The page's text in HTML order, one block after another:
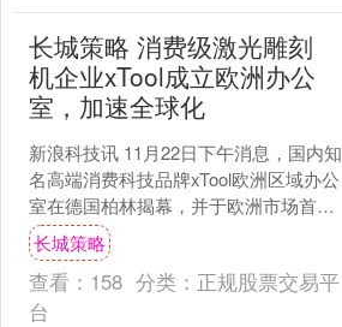
长城策略 消费级激光雕刻
机企业xTool成立欧洲办公
室，加速全球化
新浪科技讯 11月22日下午消息，国内知
名高端消费科技品牌xTool欧洲区域办公
室在德国柏林揭幕，并于欧洲市场首次
展出旗舰级桌面激光雕刻机F2 Ultra
UV....
长城策略
查看： 158 分类： 正规股票交易平
台